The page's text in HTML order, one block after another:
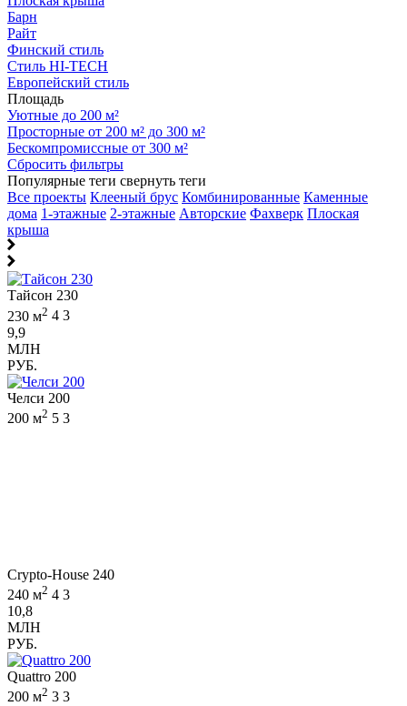
Барн
Райт
Финский стиль
Стиль HI-TECH
Европейский стиль
Площадь
Уютные до 200 м²
Просторные от 200 м² до 300 м²
Бескомпромиссные от 300 м²
Сбросить фильтры
Популярные теги свернуть теги
Все проекты Клееный брус Комбинированные Каменные
дома 1-этажные 2-этажные Авторские Фахверк Плоская
крыша
Тайсон 230
230 м2 4 3
9,9
МЛН
РУБ.
Челси 200
200 м2 5 3
Crypto-House 240
240 м2 4 3
10,8
МЛН
РУБ.
Quattro 200
200 м2 3 3